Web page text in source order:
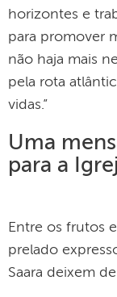
horizontes e
para promover
não haja mais
pela rota
vidas.”
Uma
para a
Entre os frutos
prelado
Saara deixem